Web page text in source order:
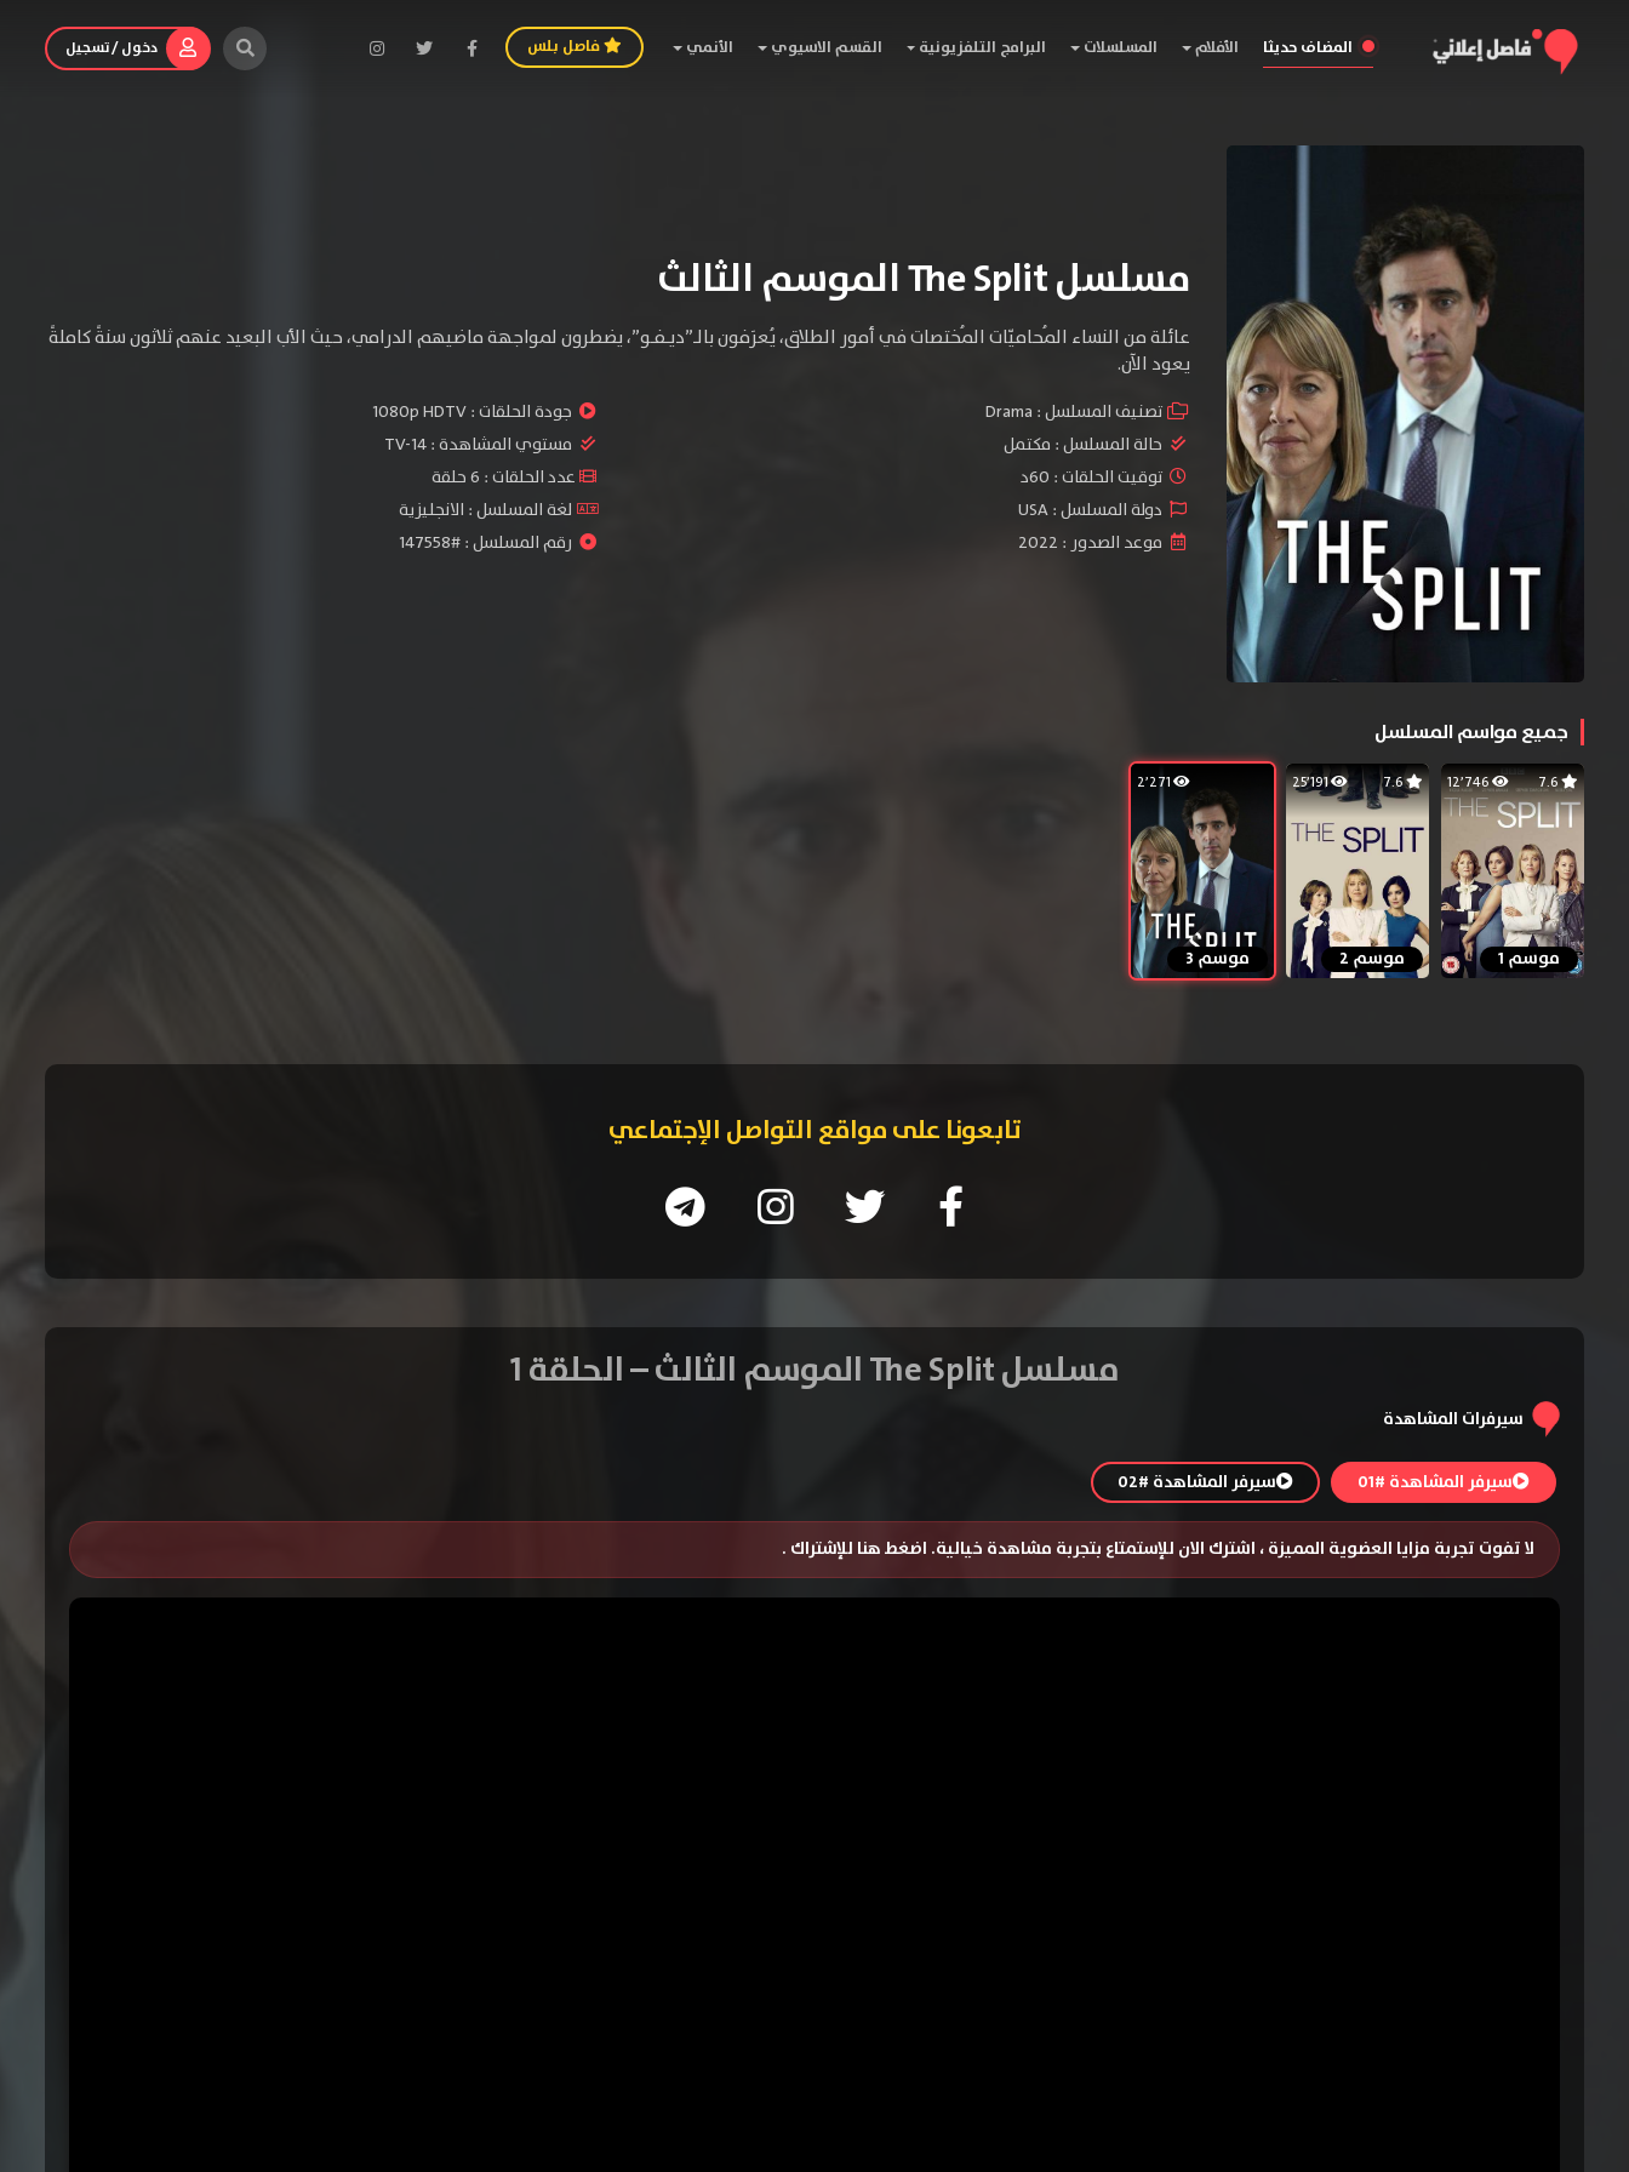
المضاف حديثا الأفلام المسلسلات البرامج التلفزيونية القسم الاسيوي الأنمي فاصل بلس دخول / تسجيل
مسلسل The Split الموسم الثالث
عائلة من النساء المُحاميّات المُختصات في أمور الطلاق، يُعرَفون بالـ”ديـفـو”، يضطرون لمواجهة ماضيهم الدرامي، حيث اﻷب البعيد عنهم ثلاثون سنةً كاملةً
يعود اﻵن.
تصنيف المسلسل : Drama جودة الحلقات :1080p HDTV
حالة المسلسل : مكتمل مستوي المشاهدة :TV-14
توقيت الحلقات : 60د
عدد الحلقات : 6 حلقة
دولة المسلسل : USA
لغة المسلسل : الانجليزية
موعد الصدور : 2022
رقم المسلسل : #147558
جميع مواسم المسلسل
7.6 12٬746
موسم 1
7.6 25٬191
موسم 2 موسم 3
تابعونا على مواقع التواصل الإجتماعي
مسلسل The Split الموسم الثالث – الحلقة 1
سيرفرات المشاهدة
سيرفر المشاهدة #01 سيرفر المشاهدة #02
لا تفوت تجربة مزايا العضوية المميزة ، اشترك الان للإستمتاع بتجربة مشاهدة خيالية. اضغط هنا للإشتراك .